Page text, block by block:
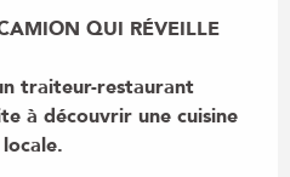
QUI RÉVEILLE
traiteur-restaurant
à découvrir une cuisine